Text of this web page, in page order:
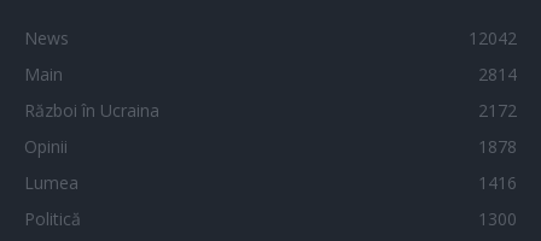
News
12042
Main
2814
Război în Ucraina
2172
Opinii
1878
Lumea
1416
Politică
1300